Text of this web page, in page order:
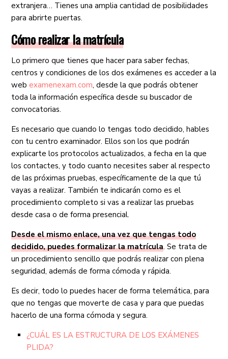
extranjera… Tienes una amplia cantidad de posibilidades
para abrirte puertas.
Cómo realizar la matrícula
Lo primero que tienes que hacer para saber fechas,
centros y condiciones de los dos exámenes es acceder a la
web examenexam.com, desde la que podrás obtener
toda la información específica desde su buscador de
convocatorias.
Es necesario que cuando lo tengas todo decidido, hables
con tu centro examinador. Ellos son los que podrán
explicarte los protocolos actualizados, a fecha en la que
los contactes, y todo cuanto necesites saber al respecto
de las próximas pruebas, específicamente de la que tú
vayas a realizar. También te indicarán como es el
procedimiento completo si vas a realizar las pruebas
desde casa o de forma presencial.
Desde el mismo enlace, una vez que tengas todo
decidido, puedes formalizar la matrícula. Se trata de
un procedimiento sencillo que podrás realizar con plena
seguridad, además de forma cómoda y rápida.
Es decir, todo lo puedes hacer de forma telemática, para
que no tengas que moverte de casa y para que puedas
hacerlo de una forma cómoda y segura.
¿CUÁL ES LA ESTRUCTURA DE LOS EXÁMENES
PLIDA?